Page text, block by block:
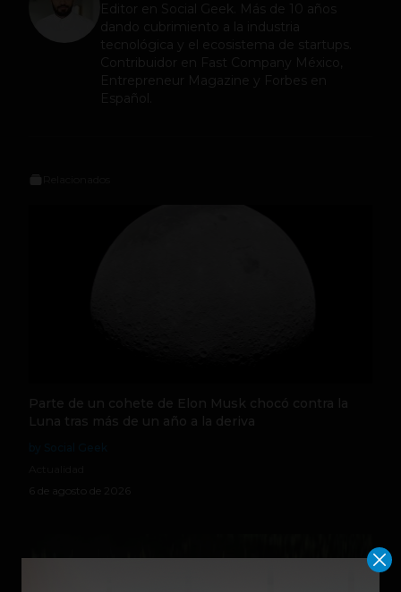
Editor en Social Geek
. Más de 10 años
dando cubrimiento a la industria
tecnológica y el ecosistema de startups.
Contribuidor en Fast Company México,
Entrepreneur Magazine y Forbes en
Español.
Parte de un cohete de Elon Musk chocó contra la
Luna tras más de un año a la deriva
6 de agosto de 2026